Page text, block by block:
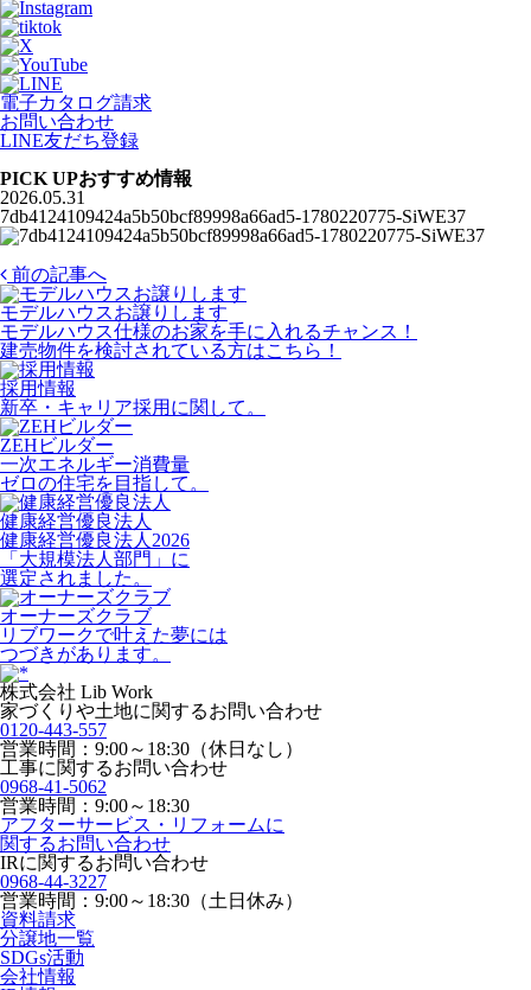
電子カタログ請求
お問い合わせ
LINE友だち登録
PICK UPおすすめ情報
2026.05.31
7db4124109424a5b50bcf89998a66ad5-1780220775-SiWE37
前の記事へ
モデルハウスお譲りします
モデルハウス仕様のお家を手に入れるチャンス！
建売物件を検討されている方はこちら！
採用情報
新卒・キャリア採用に関して。
ZEHビルダー
一次エネルギー消費量
ゼロの住宅を目指して。
健康経営優良法人
健康経営優良法人2026
「大規模法人部門」に
選定されました。
オーナーズクラブ
リブワークで叶えた夢には
つづきがあります。
株式会社 Lib Work
家づくりや土地に関するお問い合わせ
0120-443-557
営業時間：9:00～18:30（休日なし）
工事に関するお問い合わせ
0968-41-5062
営業時間：9:00～18:30
アフターサービス・リフォームに
関するお問い合わせ
IRに関するお問い合わせ
0968-44-3227
営業時間：9:00～18:30（土日休み）
資料請求
分譲地一覧
SDGs活動
会社情報